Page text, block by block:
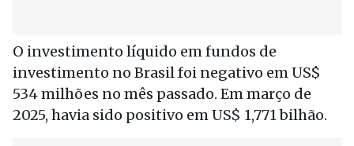
O investimento líquido em fundos de
investimento no Brasil foi negativo em US$
534 milhões no mês passado. Em março de
2025, havia sido positivo em US$ 1,771 bilhão.